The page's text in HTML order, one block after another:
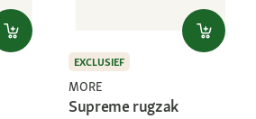
EXCLUSIEF
MORE
Supreme rugzak